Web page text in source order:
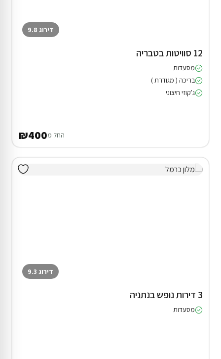
דירוג 9.8
12 סוויטות בטבריה
מסעדות
בריכה ( מגודרת )
ג'קוזי חיצוני
החל מ₪400
דירוג 9.3
3 דירות נופש בנתניה
מסעדות